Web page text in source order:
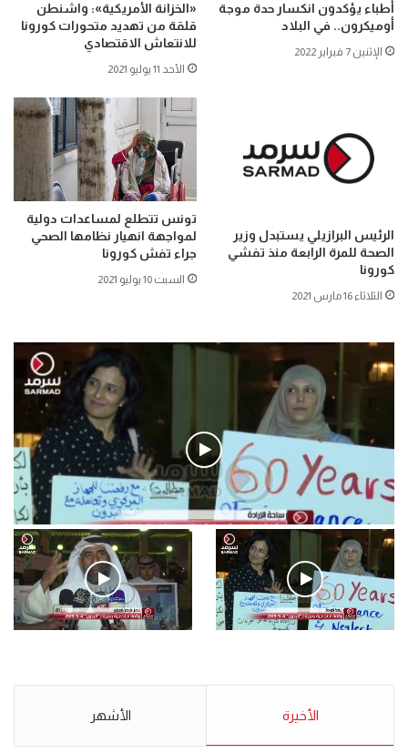
أطباء يؤكدون انكسار حدة موجة
أوميكرون.. في البلاد
الإثنين 7 فبراير 2022
«الخزانة الأمريكية»: واشنطن
قلقة من تهديد متحورات كورونا
للانتعاش الاقتصادي
الأحد 11 يوليو 2021
الرئيس البرازيلي يستبدل وزير
الصحة للمرة الرابعة منذ تفشي
كورونا
الثلاثاء 16 مارس 2021
تونس تتطلع لمساعدات دولية
لمواجهة انهيار نظامها الصحي
جراء تفش كورونا
السبت 10 يوليو 2021
فيديو
.وقفة احتجاجية رمزية لـ”#البدون” في ساحة الإرادة 4-5-2019.
الأحد 5 مايو 2019
5-2019.
نبيع مخدرات يعني ولا خمر؟!.
الأخيرة الأشهر